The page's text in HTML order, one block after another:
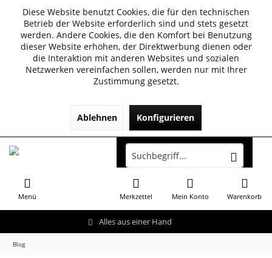
Diese Website benutzt Cookies, die für den technischen
Betrieb der Website erforderlich sind und stets gesetzt
werden. Andere Cookies, die den Komfort bei Benutzung
dieser Website erhöhen, der Direktwerbung dienen oder
die Interaktion mit anderen Websites und sozialen
Netzwerken vereinfachen sollen, werden nur mit Ihrer
Zustimmung gesetzt.
Ablehnen Konfigurieren
Alles aus einer Hand
Menü Warenkorb
Merkzettel Mein Konto
Blog